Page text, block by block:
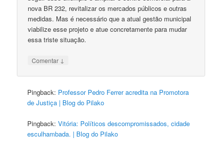
nova BR 232, revitalizar os mercados públicos e outras
medidas. Mas é necessário que a atual gestão municipal
viabilize esse projeto e atue concretamente para mudar
essa triste situação.
Comentar ↓
Pingback: Professor Pedro Ferrer acredita na Promotora
de Justiça | Blog do Pilako
Pingback:Vitória: Políticos descompromissados, cidade
esculhambada. | Blog do Pilako